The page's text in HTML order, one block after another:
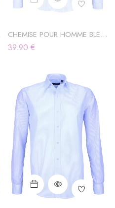
CHEMISE POUR HOMME BLEU
CIEL À RAYURES
39.90 €